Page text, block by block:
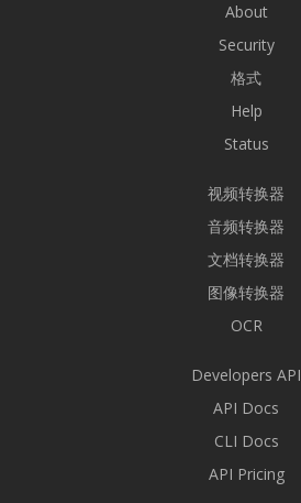
About
Security
格式
Help
Status
视频转换器
音频转换器
文档转换器
图像转换器
OCR
Developers API
API Docs
CLI Docs
API Pricing